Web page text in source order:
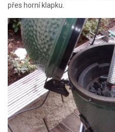
přes horní klapku.